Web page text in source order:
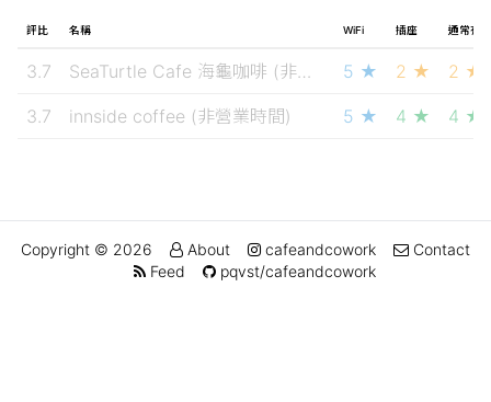
評比 名稱 WiFi 插座 通常有
3.7 SeaTurtle Cafe 海龜咖啡 (非營業時間) 5 ★ 2 ★ 2 ★
3.7 innside coffee (非營業時間) 5 ★ 4 ★ 4 ★
Copyright © 2026 About cafeandcowork
Contact
Feed
pqvst/cafeandcowork